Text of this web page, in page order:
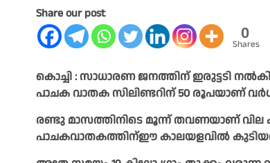
Share our post
0
Shares
കൊച്ചി : സാധാരണ ജനത്തിന്‌ ഇരുട്ടടി
പാചക വാതക സിലിണ്ടറിന് 50 രൂപയാണ്‌
രണ്ടു മാസത്തിനിടെ മൂന്ന് തവണയാണ് വില
പാചകവാതകത്തിന്ഈ കാലയളവിൽ